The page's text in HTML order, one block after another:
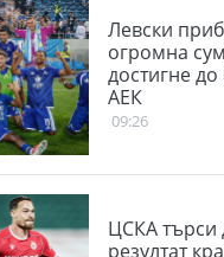
Левски
огромна
достигне до
АЕК
09:26
ЦСКА търси
резултат